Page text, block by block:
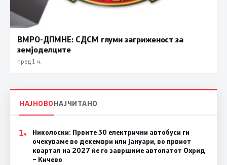
ВМРО-ДПМНЕ: СДСМ глуми загриженост за
земјоделците
пред 1 ч.
НАЈНОВОНАЈЧИТАНО
1Ч
Николоски: Првите 30 електрични автобуси ги
очекуваме во декември или јануари, во првиот
квартал на 2027 ќе го завршиме автопатот Охрид
– Кичево